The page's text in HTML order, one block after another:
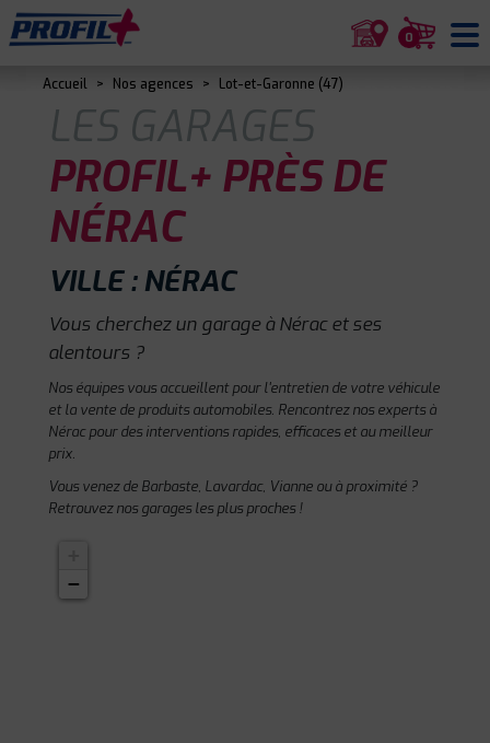
0
Accueil > Nos agences > Lot-et-Garonne (47)
LES GARAGES
PROFIL+ PRÈS DE
NÉRAC
VILLE : NÉRAC
Vous cherchez un garage à Nérac et ses
alentours ?
Nos équipes vous accueillent pour l'entretien de votre véhicule
et la vente de produits automobiles. Rencontrez nos experts à
Nérac pour des interventions rapides, efficaces et au meilleur
prix.
Vous venez de Barbaste, Lavardac, Vianne ou à proximité ?
Retrouvez nos garages les plus proches !
−